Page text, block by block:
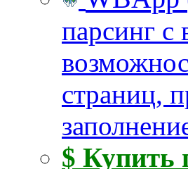
парсинг с
страниц,
$ Купить